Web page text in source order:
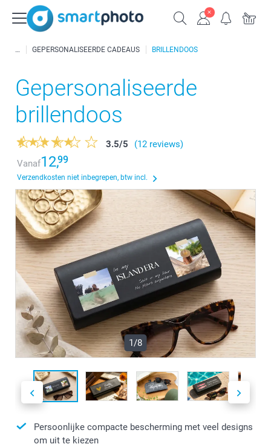
GEPERSONALISEERDE CADEAUS BRILLENDOOS
Gepersonaliseerde
brillendoos
3.5/5
(12 reviews)
Vanaf12,99
Verzendkosten niet inbegrepen, btw incl.
1/8
Persoonlijke compacte bescherming met veel designs
om uit te kiezen